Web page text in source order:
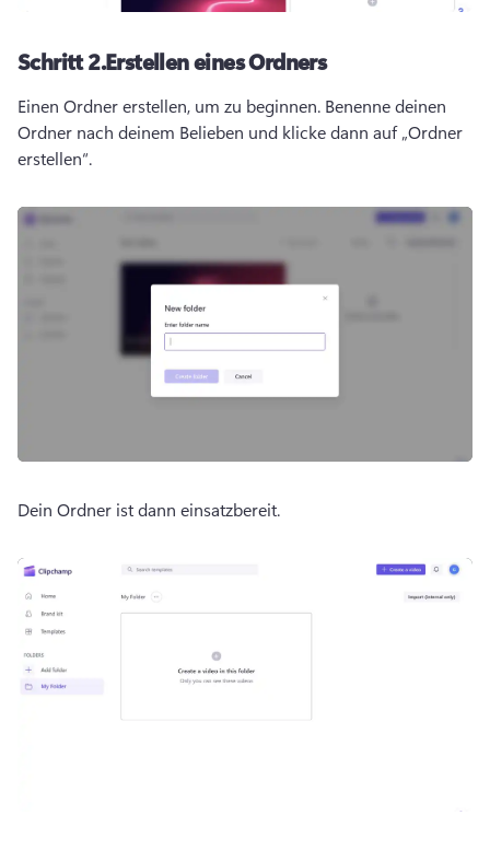
Schritt 2.Erstellen eines Ordners
Einen Ordner erstellen, um zu beginnen. Benenne deinen
Ordner nach deinem Belieben und klicke dann auf „Ordner
erstellen“.
Dein Ordner ist dann einsatzbereit.